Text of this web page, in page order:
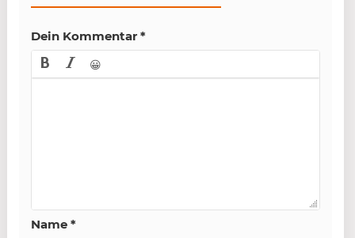
Dein Kommentar *
😀
Name *